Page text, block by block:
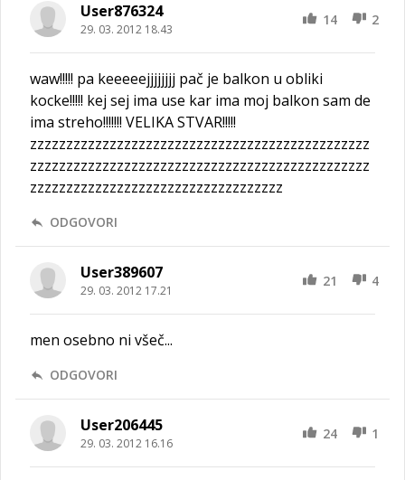
User876324
29. 03. 2012 18.43
14 2
waw!!!!! pa keeeeejjjjjjjj pač je balkon u obliki
kocke!!!!! kej sej ima use kar ima moj balkon sam de
ima streho!!!!!!! VELIKA STVAR!!!!!
zzzzzzzzzzzzzzzzzzzzzzzzzzzzzzzzzzzzzzzzzzzzzzz
zzzzzzzzzzzzzzzzzzzzzzzzzzzzzzzzzzzzzzzzzzzzzzz
zzzzzzzzzzzzzzzzzzzzzzzzzzzzzzzzzzz
ODGOVORI
User389607
29. 03. 2012 17.21
21 4
men osebno ni všeč...
ODGOVORI
User206445
29. 03. 2012 16.16
24 1